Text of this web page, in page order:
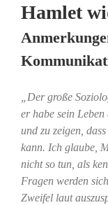
Hamlet
„Der große
er habe sein
und zu zeigen,
kann. Ich glaube,
nicht so tun, als
Fragen werden
Zweifel laut